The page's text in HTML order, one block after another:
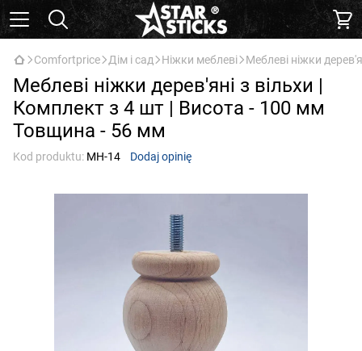
Comfortprice Дім і сад Ніжки меблеві Меблеві ніжки
Меблеві ніжки дерев'яні з вільхи |
Комплект з 4 шт | Висота - 100 мм
Товщина - 56 мм
Kod produktu: МН-14 Dodaj opinię